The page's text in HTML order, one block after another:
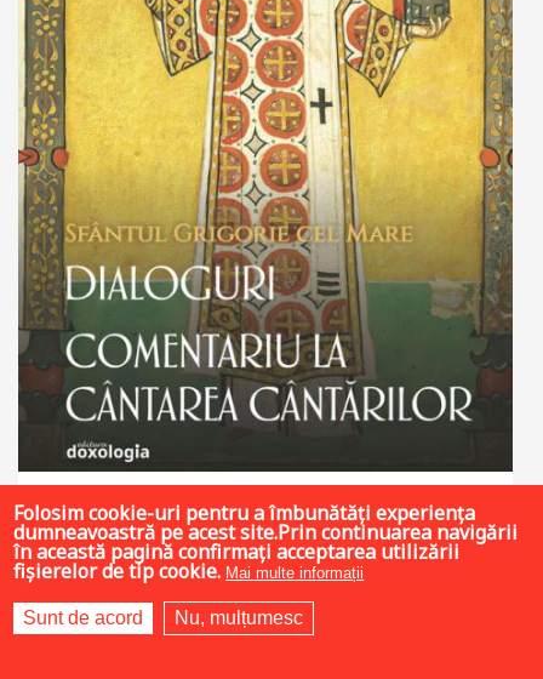
Adaugă în coș Wishlist
59 LEI
Folosim cookie-uri pentru a îmbunătăți experiența
dumneavoastră pe acest site.Prin continuarea navigării
în această pagină confirmați acceptarea utilizării
fișierelor de tip cookie. Mai multe informații
Sunt de acord Nu, mulțumesc